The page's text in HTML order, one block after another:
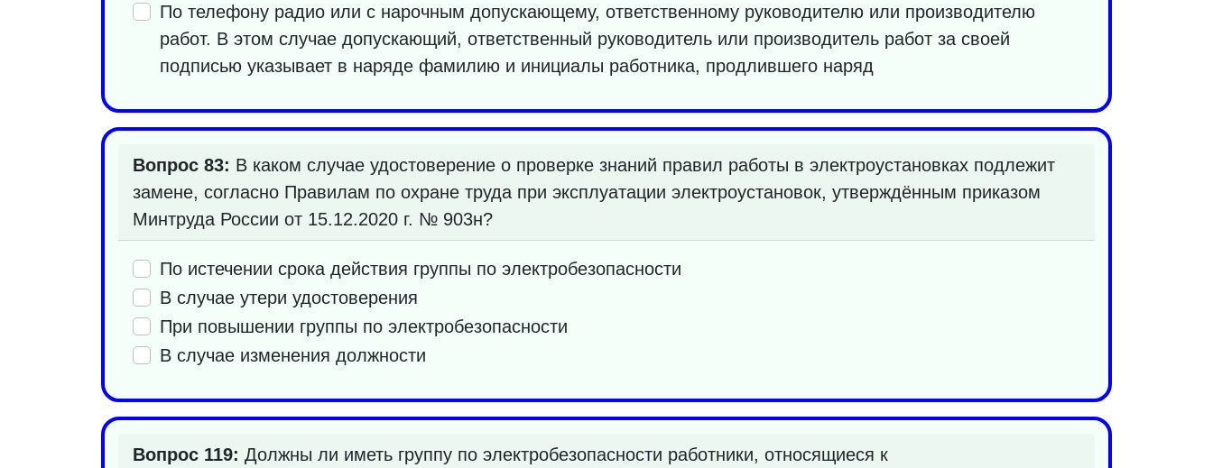
По телефону радио или с нарочным допускающему, ответственному руководителю или производителю
работ. В этом случае допускающий, ответственный руководитель или производитель работ за своей
подписью указывает в наряде фамилию и инициалы работника, продлившего наряд
Вопрос 83: В каком случае удостоверение о проверке знаний правил работы в электроустановках подлежит
замене, согласно Правилам по охране труда при эксплуатации электроустановок, утверждённым приказом
Минтруда России от 15.12.2020 г. № 903н?
По истечении срока действия группы по электробезопасности
В случае утери удостоверения
При повышении группы по электробезопасности
В случае изменения должности
Вопрос 119: Должны ли иметь группу по электробезопасности работники, относящиеся к